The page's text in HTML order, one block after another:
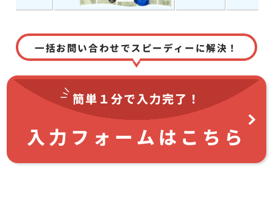
一括お問い合わせでスピーディーに解決！
簡単１分で入力完了！
入力フォームはこちら